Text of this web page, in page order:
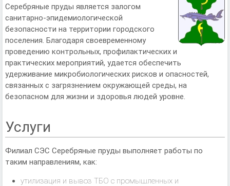
Серебряные пруды является залогом
санитарно-эпидемиологической
безопасности на территории городского
поселения. Благодаря своевременному
проведению контрольных, профилактических и
практических мероприятий, удается обеспечить
удерживание микробиологических рисков и опасностей,
связанных с загрязнением окружающей среды, на
безопасном для жизни и здоровья людей уровне.
Услуги
Филиал СЭС Серебряные пруды выполняет работы по
таким направлениям, как:
утилизация и вывоз ТБО с промышленных и